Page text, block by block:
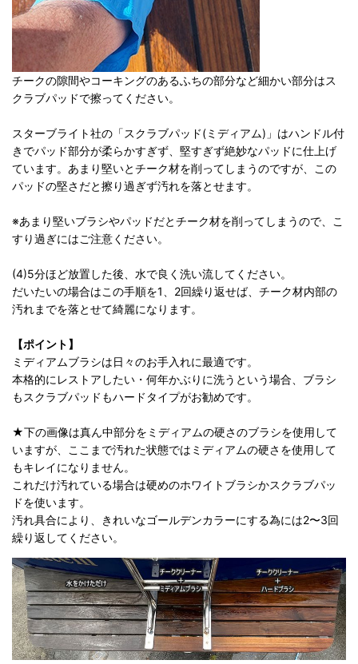
チークの隙間やコーキングのあるふちの部分など細かい部分はス
クラブパッドで擦ってください。
スターブライト社の「スクラブパッド(ミディアム)」はハンドル付
きでパッド部分が柔らかすぎず、堅すぎず絶妙なパッドに仕上げ
ています。あまり堅いとチーク材を削ってしまうのですが、この
パッドの堅さだと擦り過ぎず汚れを落とせます。
※あまり堅いブラシやパッドだとチーク材を削ってしまうので、こ
すり過ぎにはご注意ください。
(4)5分ほど放置した後、水で良く洗い流してください。
だいたいの場合はこの手順を1、2回繰り返せば、チーク材内部の
汚れまでを落とせて綺麗になります。
【ポイント】
ミディアムブラシは日々のお手入れに最適です。
本格的にレストアしたい・何年かぶりに洗うという場合、ブラシ
もスクラブパッドもハードタイプがお勧めです。
★下の画像は真ん中部分をミディアムの硬さのブラシを使用して
いますが、ここまで汚れた状態ではミディアムの硬さを使用して
もキレイになりません。
これだけ汚れている場合は硬めのホワイトブラシかスクラブパッ
ドを使います。
汚れ具合により、きれいなゴールデンカラーにする為には2〜3回
繰り返してください。